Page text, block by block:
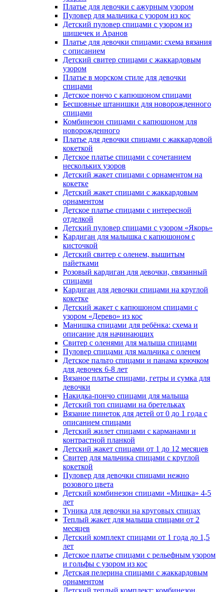
Платье для девочки с ажурным узором
Пуловер для мальчика с узором из кос
Детский пуловер спицами с узором из
шишечек и Аранов
Платье для девочки спицами: схема вязания
с описанием
Детский свитер спицами с жаккардовым
узором
Платье в морском стиле для девочки
спицами
Детское пончо с капюшоном спицами
Бесшовные штанишки для новорожденного
спицами
Комбинезон спицами с капюшоном для
новорожденного
Платье для девочки спицами с жаккардовой
кокеткой
Детское платье спицами с сочетанием
нескольких узоров
Детский жакет спицами с орнаментом на
кокетке
Детский жакет спицами с жаккардовым
орнаментом
Детское платье спицами с интересной
отделкой
Детский пуловер спицами с узором «Якорь»
Кардиган для малышка с капюшоном с
кисточкой
Детский свитер с оленем, вышитым
пайетками
Розовый кардиган для девочки, связанный
спицами
Кардиган для девочки спицами на круглой
кокетке
Детский жакет с капюшоном спицами с
узором «Дерево» из кос
Манишка спицами для ребёнка: схема и
описание для начинающих
Свитер с оленями для малыша спицами
Пуловер спицами для мальчика с оленем
Детское пальто спицами и панама крючком
для девочек 6-8 лет
Вязаное платье спицами, гетры и сумка для
девочки
Накидка-пончо спицами для малыша
Детский топ спицами на бретельках
Вязание пинеток для детей от 0 до 1 года с
описанием спицами
Детский жилет спицами с карманами и
контрастной планкой
Детский жакет спицами от 1 до 12 месяцев
Свитер для мальчика спицами с круглой
кокеткой
Пуловер для девочки спицами нежно
розового цвета
Детский комбинезон спицами «Мишка» 4-5
лет
Туника для девочки на круговых спицах
Теплый жакет для малыша спицами от 2
месяцев
Детский комплект спицами от 1 года до 1,5
лет
Детское платье спицами с рельефным узором
и гольфы с узором из кос
Детская пелерина спицами с жаккардовым
орнаментом